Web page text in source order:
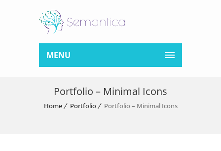
MENU
Portfolio – Minimal Icons
Home Portfolio Portfolio – Minimal Icons